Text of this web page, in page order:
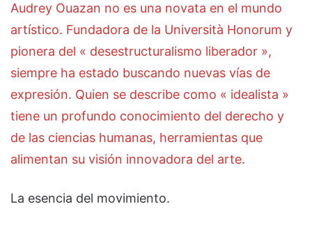
Audrey Ouazan no es una novata en el mundo
artístico. Fundadora de la Università Honorum y
pionera del « desestructuralismo liberador »,
siempre ha estado buscando nuevas vías de
expresión. Quien se describe como « idealista »
tiene un profundo conocimiento del derecho y
de las ciencias humanas, herramientas que
alimentan su visión innovadora del arte.
La esencia del movimiento.